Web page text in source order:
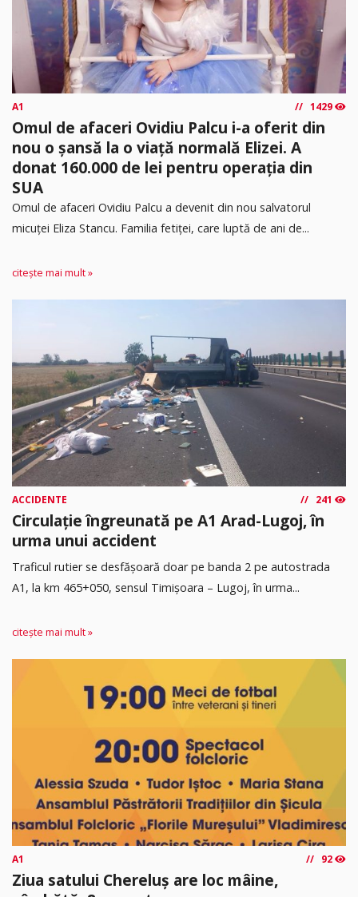
A1 1429
Omul de afaceri Ovidiu Palcu i-a oferit din
nou o șansă la o viață normală Elizei. A
donat 160.000 de lei pentru operația din
SUA
Omul de afaceri Ovidiu Palcu a devenit din nou salvatorul
micuței Eliza Stancu. Familia fetiței, care luptă de ani de...
citește mai mult »
ACCIDENTE 241
Circulație îngreunată pe A1 Arad-Lugoj, în
urma unui accident
Traficul rutier se desfășoară doar pe banda 2 pe autostrada
A1, la km 465+050, sensul Timişoara – Lugoj, în urma...
citește mai mult »
A1 92
Ziua satului Chereluș are loc mâine,